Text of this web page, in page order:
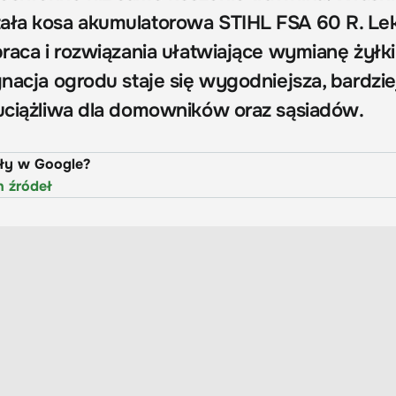
kosa akumulatorowa STIHL FSA 60 R.
i rozwiązania ułatwiające wymianę żyłki
ogrodu staje się wygodniejsza,
dla domowników oraz sąsiadów.
w Google?
źródeł